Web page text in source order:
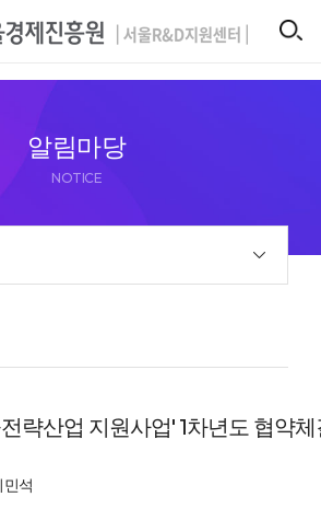
알림마당
NOTICE
략산업 지원사업' 1차년도 협약
석